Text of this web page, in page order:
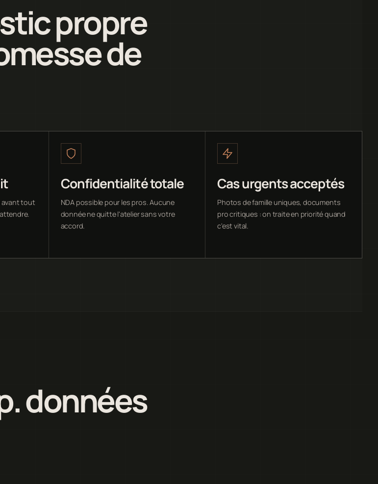
propre
de
avant tout
Confidentialité totale
NDA possible pour les pros. Aucune
donnée ne quitte l'atelier sans votre
accord.
Cas urgents acceptés
Photos de famille uniques, documents
pro critiques : on traite en priorité quand
c'est vital.
données